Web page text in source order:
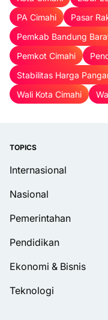
PA Cimahi
Pasar
Pemkab Bandung
Pemkot Cimahi
Stabilitas Harga
Wali Kota Cimahi
TOPICS
Internasional
Nasional
Pemerintahan
Pendidikan
Ekonomi & Bisnis
Teknologi